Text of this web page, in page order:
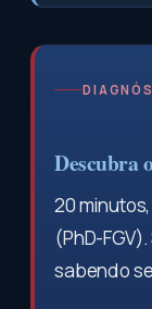
Descubra
20 minutos,
(PhD-
sabendo